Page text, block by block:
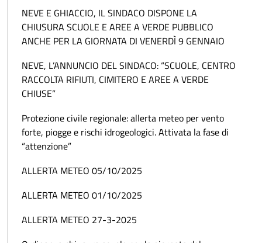
NEVE E GHIACCIO, IL SINDACO DISPONE LA
CHIUSURA SCUOLE E AREE A VERDE PUBBLICO
ANCHE PER LA GIORNATA DI VENERDÌ 9 GENNAIO
NEVE, L’ANNUNCIO DEL SINDACO: “SCUOLE, CENTRO
RACCOLTA RIFIUTI, CIMITERO E AREE A VERDE
CHIUSE”
Protezione civile regionale: allerta meteo per vento
forte, piogge e rischi idrogeologici. Attivata la fase di
“attenzione”
ALLERTA METEO 05/10/2025
ALLERTA METEO 01/10/2025
ALLERTA METEO 27-3-2025